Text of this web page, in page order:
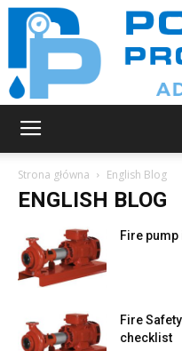
Strona główna English Blog
ENGLISH BLOG
Fire
Fire
checklist